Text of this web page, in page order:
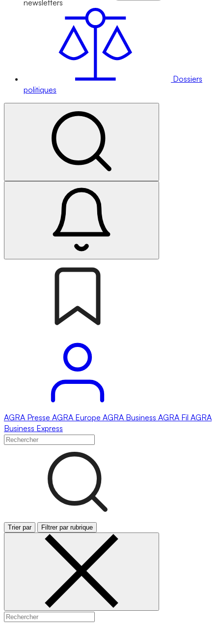
newsletters
Dossiers
politiques
AGRA Presse AGRA Europe AGRA Business AGRA Fil AGRA
Business Express
Trier par Filtrer par rubrique